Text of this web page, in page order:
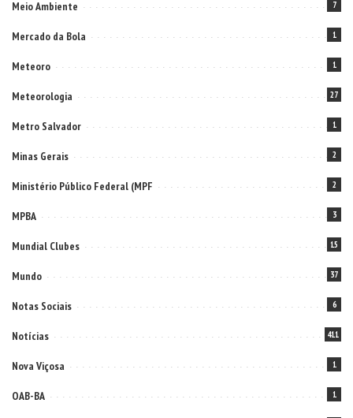
Meio Ambiente 7
Mercado da Bola 1
Meteoro 1
Meteorologia 27
Metro Salvador 1
Minas Gerais 2
Ministério Público Federal (MPF 2
MPBA 3
Mundial Clubes 15
Mundo 37
Notas Sociais 6
Notícias 411
Nova Viçosa 1
OAB-BA 1